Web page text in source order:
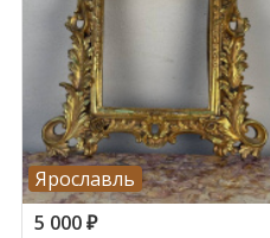
Ярославль
5 000₽